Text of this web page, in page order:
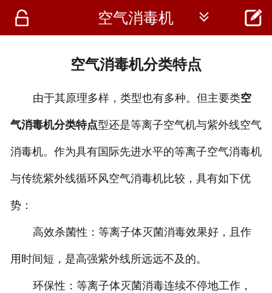
 首页
 空气消毒机  
空气消毒机分类特点
由于其原理多样，类型也有多种。但主要类空
气消毒机分类特点型还是等离子空气机与紫外线空气
消毒机。作为具有国际先进水平的等离子空气消毒机
与传统紫外线循环风空气消毒机比较，具有如下优
势：
高效杀菌性：等离子体灭菌消毒效果好，且作
用时间短，是高强紫外线所远远不及的。
环保性：等离子体灭菌消毒连续不停地工作，